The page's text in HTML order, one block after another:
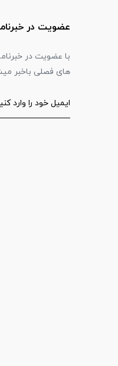
عضویت در
با عضویت در
های فصلی باخبر